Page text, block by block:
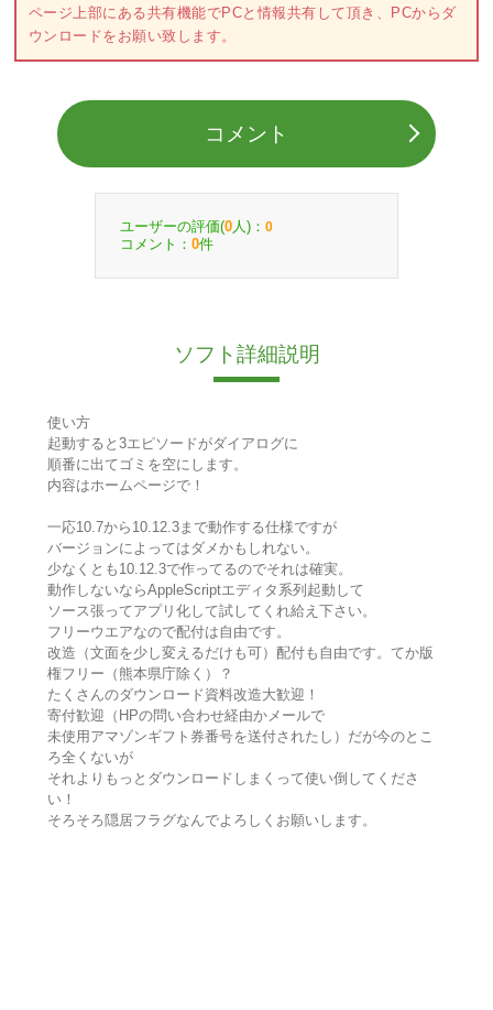
ページ上部にある共有機能でPCと情報共有して頂き、PCからダ
ウンロードをお願い致します。
コメント
ユーザーの評価(0 人)： 0
コメント： 0件
ソフト詳細説明
使い方
起動すると3エピソードがダイアログに
順番に出てゴミを空にします。
内容はホームページで！
一応10.7から10.12.3まで動作する仕様ですが
バージョンによってはダメかもしれない。
少なくとも10.12.3で作ってるのでそれは確実。
動作しないならAppleScriptエディタ系列起動して
ソース張ってアプリ化して試してくれ給え下さい。
フリーウエアなので配付は自由です。
改造（文面を少し変えるだけも可）配付も自由です。てか版
権フリー（熊本県庁除く）？
たくさんのダウンロード資料改造大歓迎！
寄付歓迎（HPの問い合わせ経由かメールで
未使用アマゾンギフト券番号を送付されたし）だが今のとこ
ろ全くないが
それよりもっとダウンロードしまくって使い倒してくださ
い！
そろそろ隠居フラグなんでよろしくお願いします。